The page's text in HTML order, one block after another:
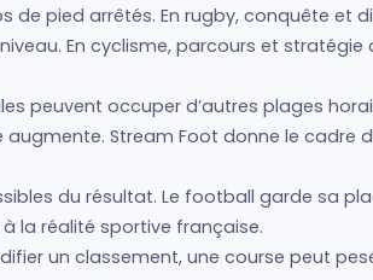
pied arrêtés. En rugby, conquête et
En cyclisme, parcours et stratégie
peuvent occuper d’autres plages
Stream Foot donne le cadre
du résultat. Le football garde sa
la réalité sportive française.
un classement, une course peut